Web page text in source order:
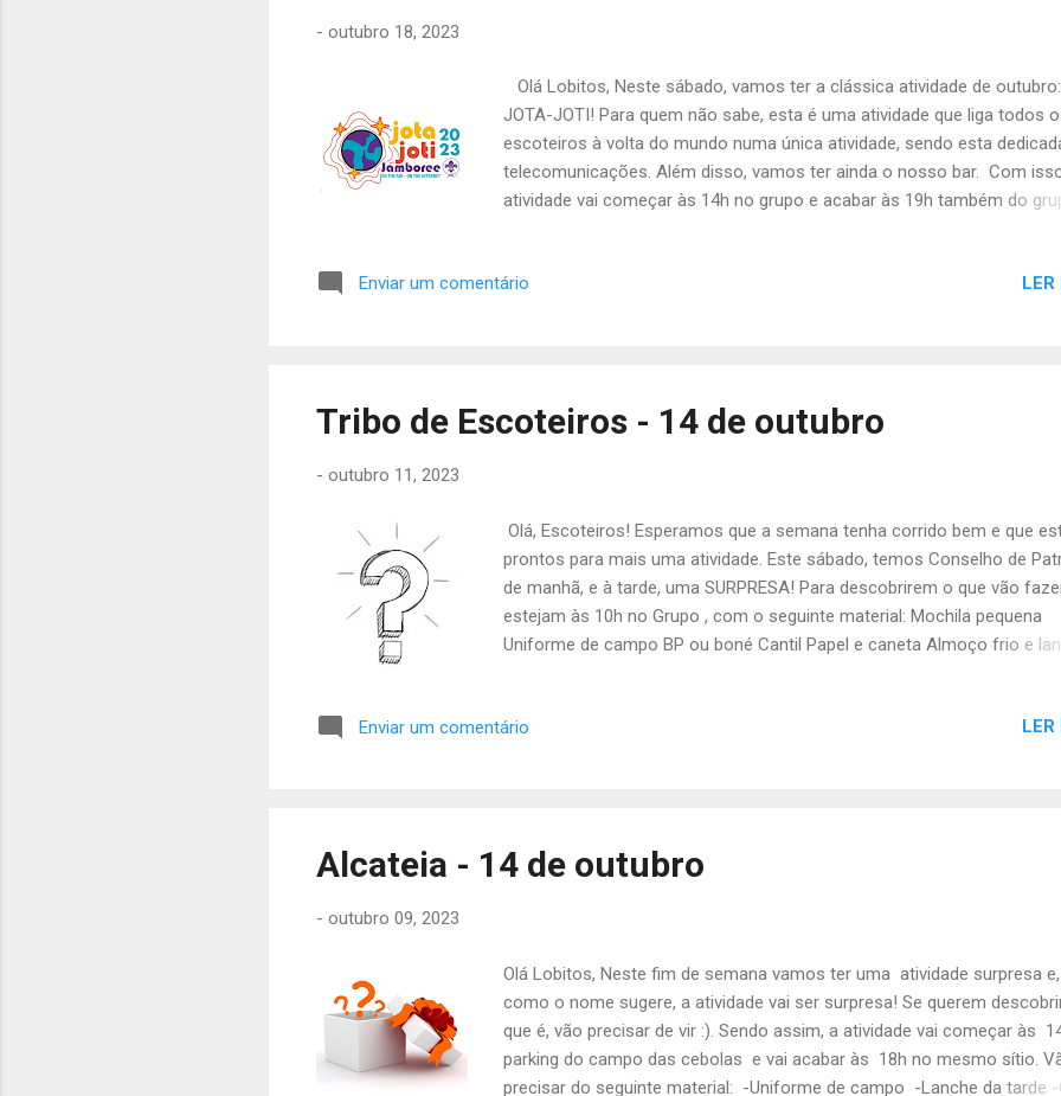
- outubro 18, 2023
Olá Lobitos, Neste sábado, vamos ter a clássica atividade de
JOTA-JOTI! Para quem não sabe, esta é uma atividade que liga todos
escoteiros à volta do mundo numa única atividade, sendo esta
telecomunicações. Além disso, vamos ter ainda o nosso bar. Com
atividade vai começar às 14h no grupo e acabar às 19h também do
Lince 1 Sumo (1L) 1 bolo (Para partilhar) Raposa 1 lata de salsichas
veggie Salamandra 1 Sumo (1L) 1 Pacote de batata palha Pardal 1 Pão
Enviar um comentário LER
Tribo de Escoteiros - 14 de outubro
- outubro 11, 2023
Olá, Escoteiros! Esperamos que a semana tenha corrido bem e que
prontos para mais uma atividade. Este sábado, temos Conselho de
de manhã, e à tarde, uma SURPRESA! Para descobrirem o que vão
estejam às 10h no Grupo , com o seguinte material: Mochila pequena
Uniforme de campo BP ou boné Cantil Papel e caneta Almoço frio e
(localização aqui ). Para quem não fez o pagamento do censo anual
Enviar um comentário LER
Alcateia - 14 de outubro
- outubro 09, 2023
Olá Lobitos, Neste fim de semana vamos ter uma atividade surpresa e,
como o nome sugere, a atividade vai ser surpresa! Se querem
que é, vão precisar de vir :). Sendo assim, a atividade vai começar às
parking do campo das cebolas e vai acabar às 18h no mesmo sítio.
precisar do seguinte material: -Uniforme de campo -Lanche da tarde -